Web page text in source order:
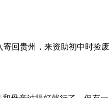
寄回贵州，来资助初中时捡废